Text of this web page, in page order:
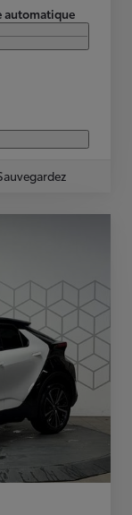
automatique